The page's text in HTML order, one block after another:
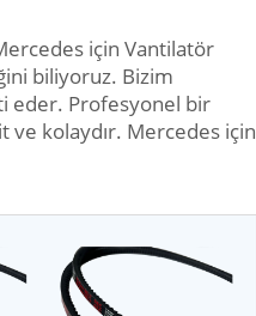
için Vantilatör
biliyoruz. Bizim
eder. Profesyonel bir
ve kolaydır. Mercedes için